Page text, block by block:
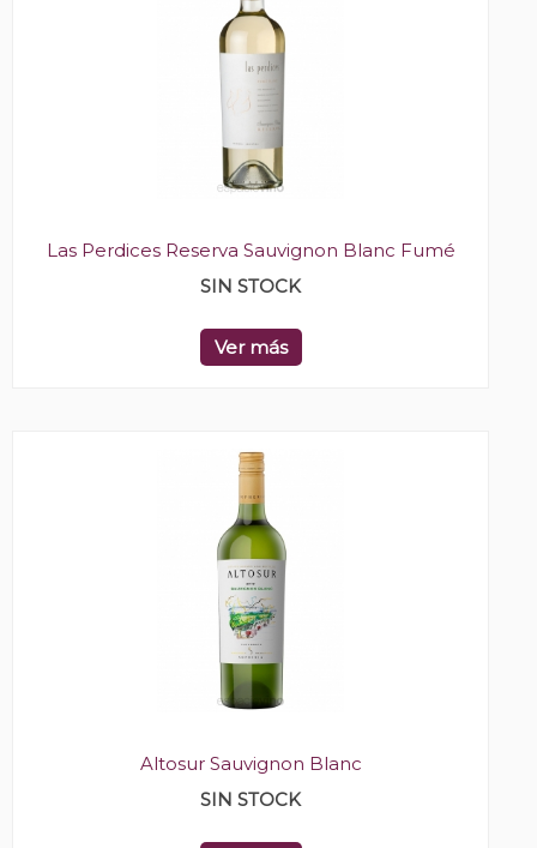
Las Perdices Reserva Sauvignon Blanc Fumé
SIN STOCK
Ver más
Altosur Sauvignon Blanc
SIN STOCK